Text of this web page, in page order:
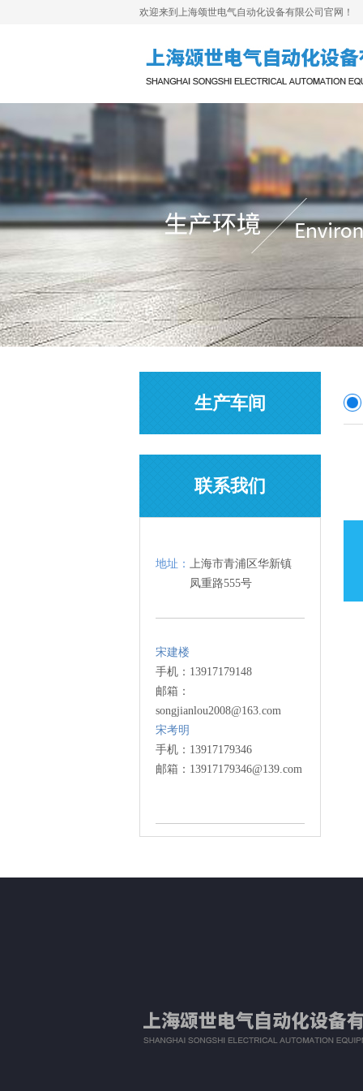
欢迎来到上海颂世电气自动化设备有限公司官网！
生产车间
联系我们
地址： 上海市青浦区华新镇
凤重路555号
宋建楼
手机：13917179148
邮箱：
songjianlou2008@163.com
宋考明
手机：13917179346
邮箱：13917179346@139.com